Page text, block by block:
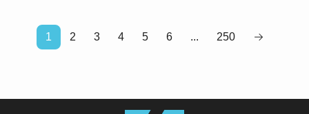
1 2 3 4 5 6 ... 250